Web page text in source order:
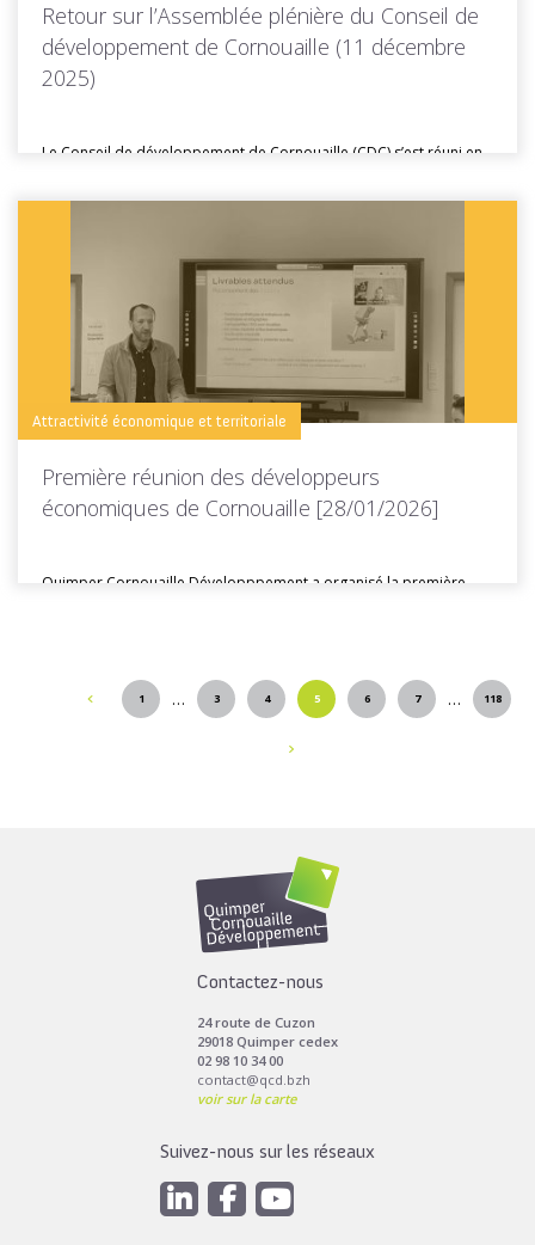
Retour sur l’Assemblée plénière du Conseil de
développement de Cornouaille (11 décembre
2025)
Le Conseil de développement de Cornouaille (CDC) s’est réuni en
Toutes les actus de cette rubrique LIRE LA SUITE
Attractivité économique et territoriale
Première réunion des développeurs
économiques de Cornouaille [28/01/2026]
Quimper Cornouaille Développpement a organisé la première
Toutes les actus de cette rubrique LIRE LA SUITE
1 … 3 4 5 6 7 … 118
Contactez-nous
24 route de Cuzon
29018 Quimper cedex
02 98 10 34 00
contact@qcd.bzh
voir sur la carte
Suivez-nous sur les réseaux